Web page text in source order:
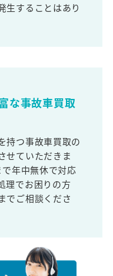
生することはあり
な事故車買取
持つ事故車買取の
せていただきま
年中無休で対応
理でお困りの方
でご相談くださ